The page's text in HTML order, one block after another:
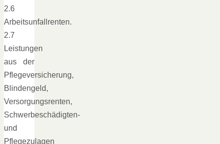
2.6
Arbeitsunfallrenten.
2.7
Leistungen
aus der
Pflegeversicherung,
Blindengeld,
Versorgungsrenten,
Schwerbeschädigten-
und
Pflegezulagen